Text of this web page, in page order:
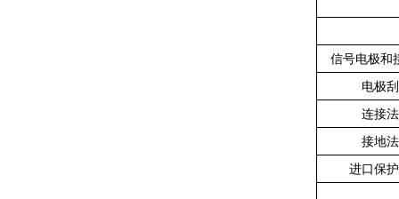
信号电极和
电极
连接
接地
进口保